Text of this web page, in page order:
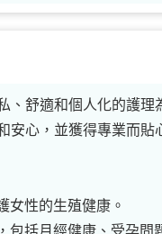
舒適和個人化的護
安心，並獲得專業而貼
女性的生殖健康。
包括月經健康、受孕問